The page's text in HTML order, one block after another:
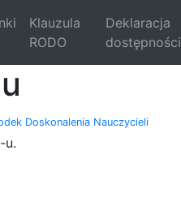
Klauzula
RODO
Deklaracja
dostępności
Doskonalenia Nauczycieli
u.